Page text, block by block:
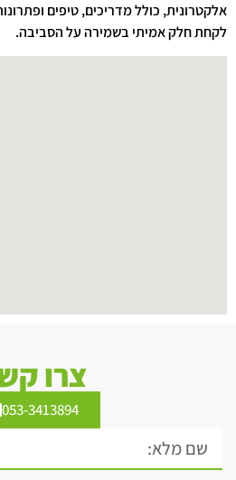
אלקטרונית, כולל מדריכים, טיפים
לקחת חלק אמיתי בשמירה על הסביבה.
צרו
053-3413894